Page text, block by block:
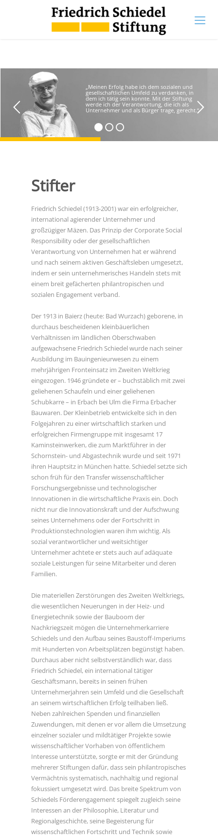
„Meinen Erfolg habe ich dem sozialen und
gesellschaftlichen Umfeld zu verdanken, in
dem ich tätig sein konnte. Mit der Stiftung
werde ich der Verantwortung, die ich als
Unternehmer und als Bürger trage, gerecht.“
Stifter
Friedrich Schiedel (1913-2001) war ein erfolgreicher,
international agierender Unternehmer und
großzügiger Mäzen. Das Prinzip der Corporate Social
Responsibility oder der gesellschaftlichen
Verantwortung von Unternehmen hat er während
und nach seinem aktiven Geschäftsleben umgesetzt,
indem er sein unternehmerisches Handeln stets mit
einem breit gefächerten philantropischen und
sozialen Engagement verband.
Der 1913 in Baierz (heute: Bad Wurzach) geborene, in
durchaus bescheidenen kleinbäuerlichen
Verhältnissen im ländlichen Oberschwaben
aufgewachsene Friedrich Schiedel wurde nach seiner
Ausbildung im Bauingenieurwesen zu einem
mehrjährigen Fronteinsatz im Zweiten Weltkrieg
eingezogen. 1946 gründete er – buchstäblich mit zwei
geliehenen Schaufeln und einer geliehenen
Schubkarre – in Erbach bei Ulm die Firma Erbacher
Bauwaren. Der Kleinbetrieb entwickelte sich in den
Folgejahren zu einer wirtschaftlich starken und
erfolgreichen Firmengruppe mit insgesamt 17
Kaminsteinwerken, die zum Marktführer in der
Schornstein- und Abgastechnik wurde und seit 1971
ihren Hauptsitz in München hatte. Schiedel setzte sich
schon früh für den Transfer wissenschaftlicher
Forschungsergebnisse und technologischer
Innovationen in die wirtschaftliche Praxis ein. Doch
nicht nur die Innovationskraft und der Aufschwung
seines Unternehmens oder der Fortschritt in
Produktionstechnologien waren ihm wichtig. Als
sozial verantwortlicher und weitsichtiger
Unternehmer achtete er stets auch auf adäquate
soziale Leistungen für seine Mitarbeiter und deren
Familien.
Die materiellen Zerstörungen des Zweiten Weltkriegs,
die wesentlichen Neuerungen in der Heiz- und
Energietechnik sowie der Bauboom der
Nachkriegszeit mögen die Unternehmerkarriere
Schiedels und den Aufbau seines Baustoff-Imperiums
mit Hunderten von Arbeitsplätzen begünstigt haben.
Durchaus aber nicht selbstverständlich war, dass
Friedrich Schiedel, ein international tätiger
Geschäftsmann, bereits in seinen frühen
Unternehmerjahren sein Umfeld und die Gesellschaft
an seinem wirtschaftlichen Erfolg teilhaben ließ.
Neben zahlreichen Spenden und finanziellen
Zuwendungen, mit denen er vor allem die Umsetzung
einzelner sozialer und mildtätiger Projekte sowie
wissenschaftlicher Vorhaben von öffentlichem
Interesse unterstützte, sorgte er mit der Gründung
mehrerer Stiftungen dafür, dass sein philantropisches
Vermächtnis systematisch, nachhaltig und regional
fokussiert umgesetzt wird. Das breite Spektrum von
Schiedels Förderengagement spiegelt zugleich seine
Interessen an der Philosophie, Literatur und
Regionalgeschichte, seine Begeisterung für
wissenschaftlichen Fortschritt und Technik sowie